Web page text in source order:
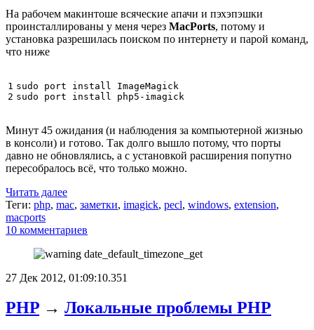
На рабочем макинтоше всяческие апачи и пэхэпэшки
проинсталлированы у меня через MacPorts, потому и
установка разрешилась поиском по интернету и парой команд,
что ниже
1
2
sudo port install ImageMagick
Минут 45 ожидания (и наблюдения за компьютерной жизнью
в консоли) и готово. Так долго вышло потому, что порты
давно не обновлялись, а с установкой расширения попутно
пересобралось всё, что только можно.
Читать далее
Теги: php, mac, заметки, imagick, pecl, windows, extension,
macports
10 комментариев
27 Дек 2012, 01:09:10.351
PHP → Локальные проблемы PHP